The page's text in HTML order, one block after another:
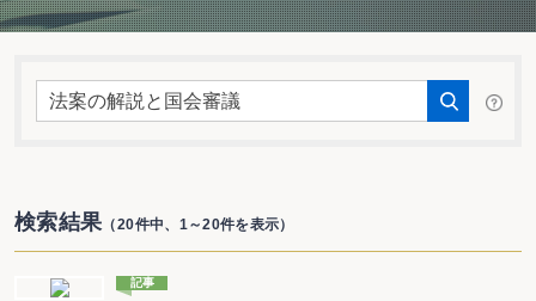
検索結果（20件中、1～20件を表示）
記事